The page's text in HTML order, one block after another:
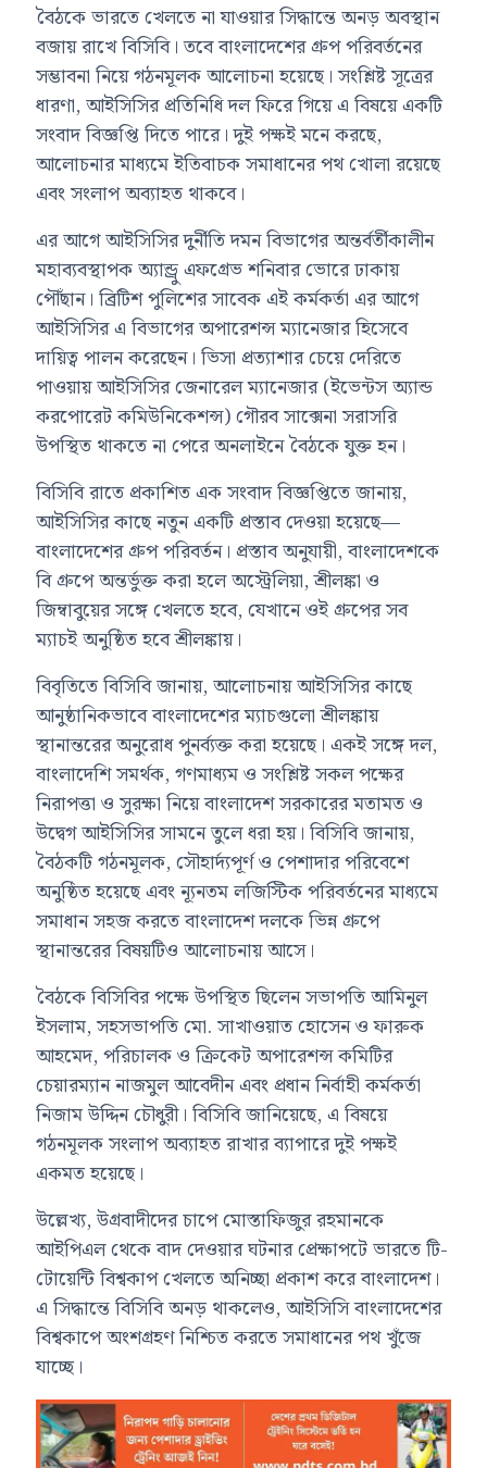
বৈঠকে ভারতে খেলতে না যাওয়ার সিদ্ধান্তে অনড় অবস্থান
বজায় রাখে বিসিবি। তবে বাংলাদেশের গ্রুপ পরিবর্তনের
সম্ভাবনা নিয়ে গঠনমূলক আলোচনা হয়েছে। সংশ্লিষ্ট সূত্রের
ধারণা, আইসিসির প্রতিনিধি দল ফিরে গিয়ে এ বিষয়ে একটি
সংবাদ বিজ্ঞপ্তি দিতে পারে। দুই পক্ষই মনে করছে,
আলোচনার মাধ্যমে ইতিবাচক সমাধানের পথ খোলা রয়েছে
এবং সংলাপ অব্যাহত থাকবে।
এর আগে আইসিসির দুর্নীতি দমন বিভাগের অন্তর্বর্তীকালীন
মহাব্যবস্থাপক অ্যান্ড্রু এফগ্রেভ শনিবার ভোরে ঢাকায়
পৌঁছান। ব্রিটিশ পুলিশের সাবেক এই কর্মকর্তা এর আগে
আইসিসির এ বিভাগের অপারেশন্স ম্যানেজার হিসেবে
দায়িত্ব পালন করেছেন। ভিসা প্রত্যাশার চেয়ে দেরিতে
পাওয়ায় আইসিসির জেনারেল ম্যানেজার (ইভেন্টস অ্যান্ড
করপোরেট কমিউনিকেশন্স) গৌরব সাক্সেনা সরাসরি
উপস্থিত থাকতে না পেরে অনলাইনে বৈঠকে যুক্ত হন।
বিসিবি রাতে প্রকাশিত এক সংবাদ বিজ্ঞপ্তিতে জানায়,
আইসিসির কাছে নতুন একটি প্রস্তাব দেওয়া হয়েছে—
বাংলাদেশের গ্রুপ পরিবর্তন। প্রস্তাব অনুযায়ী, বাংলাদেশকে
বি গ্রুপে অন্তর্ভুক্ত করা হলে অস্ট্রেলিয়া, শ্রীলঙ্কা ও
জিম্বাবুয়ের সঙ্গে খেলতে হবে, যেখানে ওই গ্রুপের সব
ম্যাচই অনুষ্ঠিত হবে শ্রীলঙ্কায়।
বিবৃতিতে বিসিবি জানায়, আলোচনায় আইসিসির কাছে
আনুষ্ঠানিকভাবে বাংলাদেশের ম্যাচগুলো শ্রীলঙ্কায়
স্থানান্তরের অনুরোধ পুনর্ব্যক্ত করা হয়েছে। একই সঙ্গে দল,
বাংলাদেশি সমর্থক, গণমাধ্যম ও সংশ্লিষ্ট সকল পক্ষের
নিরাপত্তা ও সুরক্ষা নিয়ে বাংলাদেশ সরকারের মতামত ও
উদ্বেগ আইসিসির সামনে তুলে ধরা হয়। বিসিবি জানায়,
বৈঠকটি গঠনমূলক, সৌহার্দ্যপূর্ণ ও পেশাদার পরিবেশে
অনুষ্ঠিত হয়েছে এবং ন্যূনতম লজিস্টিক পরিবর্তনের মাধ্যমে
সমাধান সহজ করতে বাংলাদেশ দলকে ভিন্ন গ্রুপে
স্থানান্তরের বিষয়টিও আলোচনায় আসে।
বৈঠকে বিসিবির পক্ষে উপস্থিত ছিলেন সভাপতি আমিনুল
ইসলাম, সহসভাপতি মো. সাখাওয়াত হোসেন ও ফারুক
আহমেদ, পরিচালক ও ক্রিকেট অপারেশন্স কমিটির
চেয়ারম্যান নাজমুল আবেদীন এবং প্রধান নির্বাহী কর্মকর্তা
নিজাম উদ্দিন চৌধুরী। বিসিবি জানিয়েছে, এ বিষয়ে
গঠনমূলক সংলাপ অব্যাহত রাখার ব্যাপারে দুই পক্ষই
একমত হয়েছে।
উল্লেখ্য, উগ্রবাদীদের চাপে মোস্তাফিজুর রহমানকে
আইপিএল থেকে বাদ দেওয়ার ঘটনার প্রেক্ষাপটে ভারতে টি-
টোয়েন্টি বিশ্বকাপ খেলতে অনিচ্ছা প্রকাশ করে বাংলাদেশ।
এ সিদ্ধান্তে বিসিবি অনড় থাকলেও, আইসিসি বাংলাদেশের
বিশ্বকাপে অংশগ্রহণ নিশ্চিত করতে সমাধানের পথ খুঁজে
যাচ্ছে।